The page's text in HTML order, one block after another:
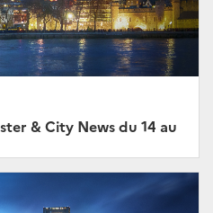
& City News du 14 au